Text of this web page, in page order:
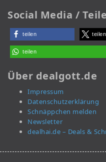
Social Media /
teilen teilen
teilen
Über dealgott.de
Impressum
Datenschutzerklärung
Schnäppchen melden
Newsletter
dealhai.de – Deals &